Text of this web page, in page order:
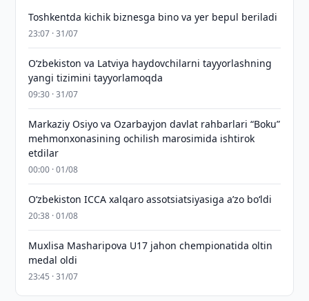
Toshkentda kichik biznesga bino va yer bepul beriladi
23:07 · 31/07
Oʻzbekiston va Latviya haydovchilarni tayyorlashning
yangi tizimini tayyorlamoqda
09:30 · 31/07
Markaziy Osiyo va Ozarbayjon davlat rahbarlari “Boku”
mehmonxonasining ochilish marosimida ishtirok
etdilar
00:00 · 01/08
O‘zbekiston ICCA xalqaro assotsiatsiyasiga aʼzo bo‘ldi
20:38 · 01/08
Muxlisa Masharipova U17 jahon chempionatida oltin
medal oldi
23:45 · 31/07